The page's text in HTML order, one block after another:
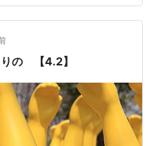
★★★★☆ 一言 結構い
後、極楽で爆睡したのです
帰ってくれる気遣い😭‼️
の 【4.2】